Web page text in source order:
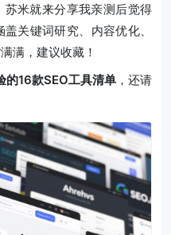
米就来分享我亲测后觉得
关键词研究、内容优化、
满，建议收藏！
的16款SEO工具清单 ，还请